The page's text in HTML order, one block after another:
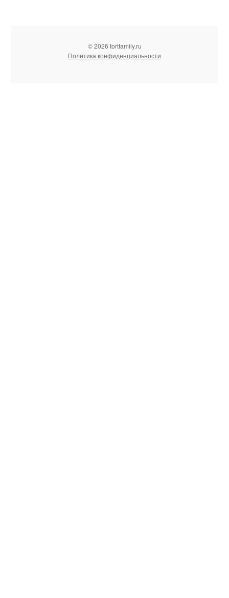
© 2026 tortfamily.ru
Политика конфиденциальности